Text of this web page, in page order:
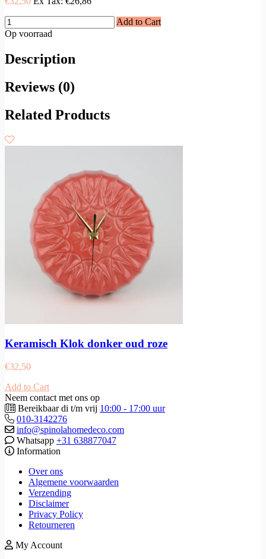
Add to Cart
Op voorraad
Description
Reviews (0)
Related Products
Keramisch Klok donker oud roze
€32,50
Add to Cart
Neem contact met ons op
Bereikbaar di t/m vrij 10:00 - 17:00 uur
010-3142276
info@spinolahomedeco.com
Whatsapp +31 638877047
Information
Over ons
Algemene voorwaarden
Verzending
Disclaimer
Privacy Policy
Retourneren
My Account